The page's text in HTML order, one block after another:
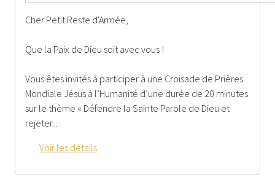
Cher Petit Reste d'Armée,
Que la Paix de Dieu soit avec vous !
Vous êtes invités à participer à une Croisade de Prières
Mondiale Jésus à l’Humanité d’une durée de 20 minutes
sur le thème « Défendre la Sainte Parole de Dieu et
rejeter...
Voir les détails